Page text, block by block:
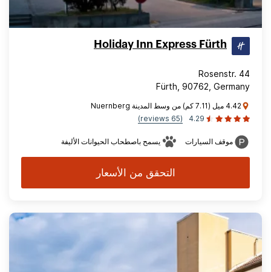
Holiday Inn Express Fürth
Rosenstr. 44
Fürth, 90762, Germany
4.42 ميل (7.11 كم) من وسط المدينة Nuernberg
4.29
(65 reviews)
موقف السيارات يسمح باصطحاب الحيوانات الأليفة
التحقق من الأسعار